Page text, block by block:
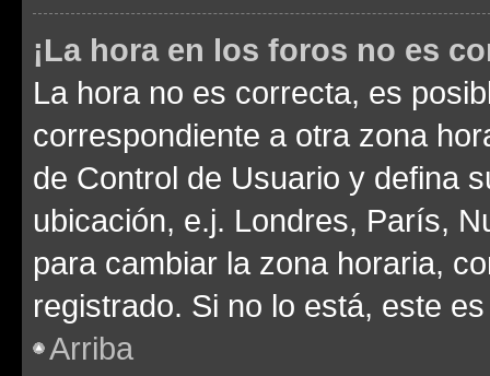
¡La hora en los foros no es
La hora no es correcta, es
correspondiente a otra zona
de Control de Usuario y defina
ubicación, e.j. Londres, París,
para cambiar la zona horaria,
registrado. Si no lo está, este
Arriba